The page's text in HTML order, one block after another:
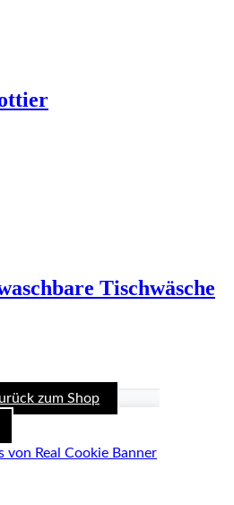
Tischwäsche
zum Shop
Real Cookie Banner